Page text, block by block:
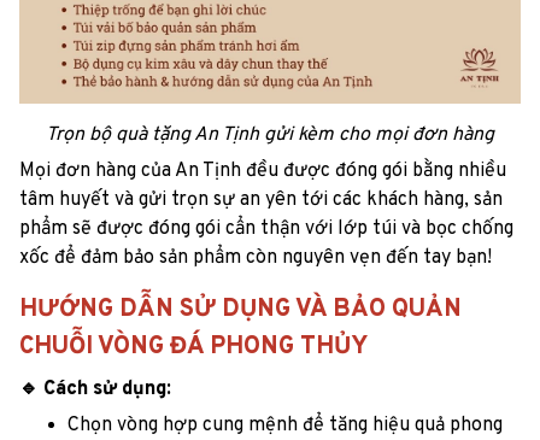
Trọn bộ quà tặng An Tịnh gửi kèm cho mọi đơn hàng
Mọi đơn hàng của An Tịnh đều được đóng gói bằng nhiều
tâm huyết và gửi trọn sự an yên tới các khách hàng, sản
phẩm sẽ được đóng gói cẩn thận với lớp túi và bọc chống
xốc để đảm bảo sản phẩm còn nguyên vẹn đến tay bạn!
HƯỚNG DẪN SỬ DỤNG VÀ BẢO QUẢN
CHUỖI VÒNG ĐÁ PHONG THỦY
🔹 Cách sử dụng:
Chọn vòng hợp cung mệnh để tăng hiệu quả phong